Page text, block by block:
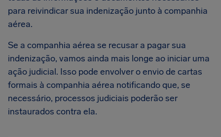
para reivindicar sua indenização junto à companhia
aérea.
Se a companhia aérea se recusar a pagar sua
indenização, vamos ainda mais longe ao iniciar uma
ação judicial. Isso pode envolver o envio de cartas
formais à companhia aérea notificando que, se
necessário, processos judiciais poderão ser
instaurados contra ela.